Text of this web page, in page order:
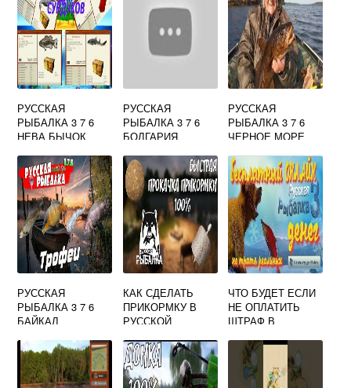
РУССКАЯ
РЫБАЛКА 3 7 6
НЕВА БЫЧОК
РУССКАЯ
РЫБАЛКА 3 7 6
БОЛГАРИЯ
РУССКАЯ
РЫБАЛКА 3 7 6
ЧЕРНОЕ МОРЕ
РУССКАЯ
РЫБАЛКА 3 7 6
БАЙКАЛ
КАК СДЕЛАТЬ
ПРИКОРМКУ В
РУССКОЙ
ЧТО БУДЕТ ЕСЛИ
НЕ ОПЛАТИТЬ
ШТРАФ В
РЫБАЛКЕ 3